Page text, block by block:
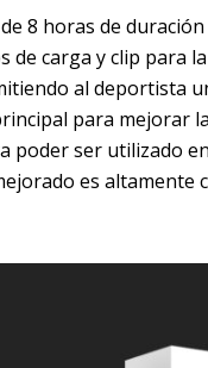
8 horas de
de carga y clip para
al deportista
para mejorar
poder ser utilizado
es altamente